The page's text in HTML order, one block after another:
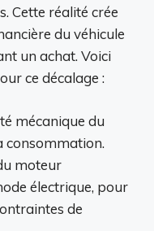
Cette réalité crée
du véhicule
un achat. Voici
ce décalage :
mécanique du
consommation.
moteur
électrique, pour
de